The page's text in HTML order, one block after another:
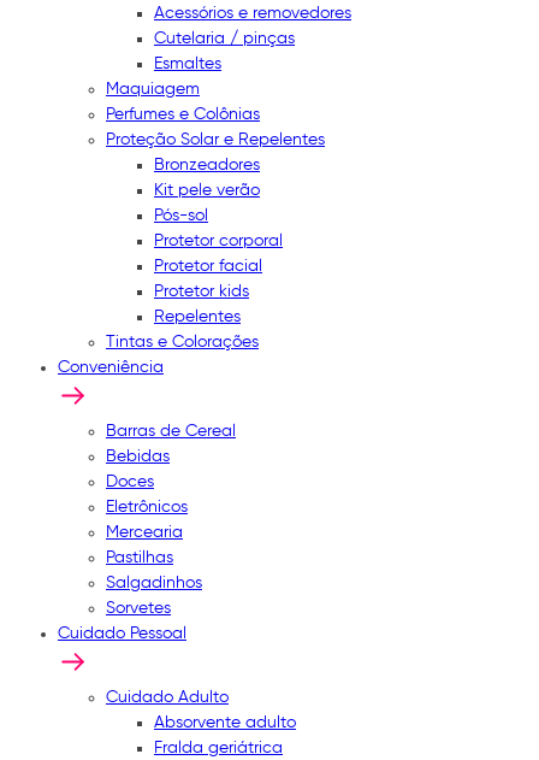
Acessórios e removedores
Cutelaria / pinças
Esmaltes
Maquiagem
Perfumes e Colônias
Proteção Solar e Repelentes
Bronzeadores
Kit pele verão
Pós-sol
Protetor corporal
Protetor facial
Protetor kids
Repelentes
Tintas e Colorações
Conveniência
Barras de Cereal
Bebidas
Doces
Eletrônicos
Mercearia
Pastilhas
Salgadinhos
Sorvetes
Cuidado Pessoal
Cuidado Adulto
Absorvente adulto
Fralda geriátrica